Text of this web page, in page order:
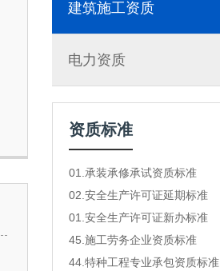
建筑施工资质
电力资质
资质标准
01.承装承修承试资质标准
02.安全生产许可证延期标准
01.安全生产许可证新办标准
45.施工劳务企业资质标准
44.特种工程专业承包资质标准